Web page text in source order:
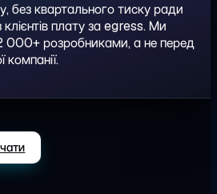
без квартального тиску ради
плату за egress. Ми
000+ розробниками, а не перед